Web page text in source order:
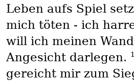
Leben aufs Spiel
mich töten - ich
will ich meinen
Angesicht darlegen.
gereicht mir zum